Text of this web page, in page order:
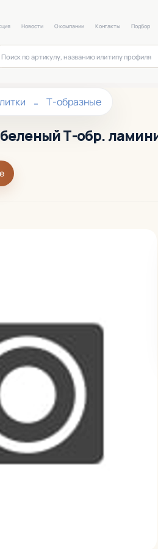
Новости О компании Контакты Подбор
Т-образные
Т-обр.